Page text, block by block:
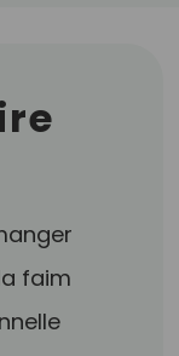
faim